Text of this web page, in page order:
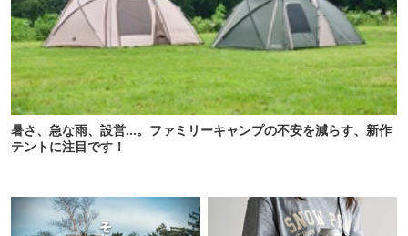
暑さ、急な雨、設営…。ファミリーキャンプの不安を減らす、新作
テントに注目です！